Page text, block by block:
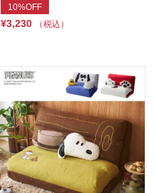
10%OFF
¥3,230 （税込）